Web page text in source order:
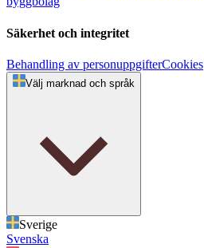
Säkerhet och integritet
Behandling av personuppgifterCookies
Välj marknad och språk
Sverige
Svenska